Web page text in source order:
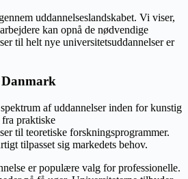
uddannelseslandskabet. Vi viser,
kan opnå de nødvendige
til helt nye universitetsuddannelser er
af uddannelser inden for kunstig
praktiske
til teoretiske forskningsprogrammer.
tilpasset sig markedets behov.
er populære valg for professionelle.